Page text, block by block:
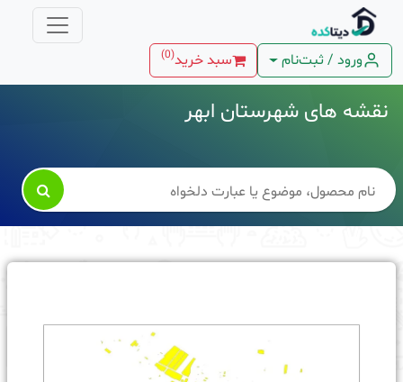
ورود / ثبت‌نام سبد خرید(
0
)
نقشه های شهرستان ابهر
